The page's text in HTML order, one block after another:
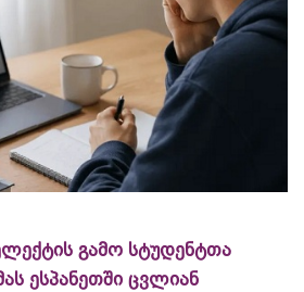
გამო სტუდენტთა
ესპანეთში ცვლიან